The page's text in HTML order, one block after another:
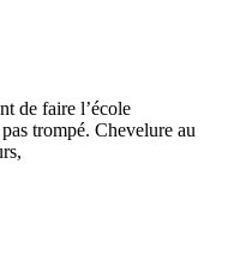
de faire l’école
trompé. Chevelure au